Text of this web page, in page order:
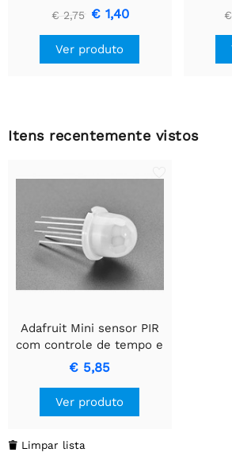
branco - Pequeno 12 mm
x 40 mm
€ 2,75 € 1,40
Ver produto
-
Itens recentemente vistos
Adafruit Mini sensor PIR
com controle de tempo e
sensibilidade - BS612
€ 5,85
Ver produto
 Limpar lista